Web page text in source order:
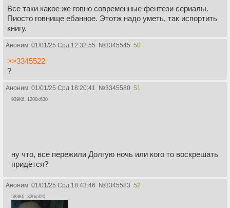
Все таки какое же говно современные фентези сериалы.
Пиосто говнище ебанное. Этотж надо уметь, так испортить
книгу.
Аноним 01/01/25 Срд 12:32:55 №3345545 50
>>3345522
?
Аноним 01/01/25 Срд 18:20:41 №3345580 51
939Кб, 1200x630
ну что, все пережили Долгую ночь или кого то воскрешать
придётся?
Аноним 01/01/25 Срд 18:43:46 №3345583 52
583Кб, 320x320